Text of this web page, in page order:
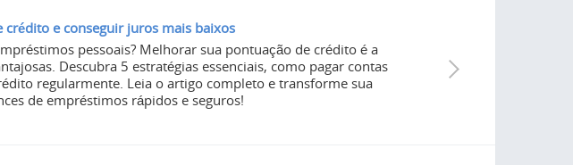
e conseguir juros mais baixos
pessoais? Melhorar sua pontuação de crédito é a
Descubra 5 estratégias essenciais, como pagar contas
regularmente. Leia o artigo completo e transforme sua
de empréstimos rápidos e seguros!